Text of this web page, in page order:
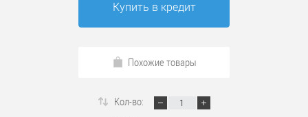
Купить в кредит
Похожие товары
Кол-во: